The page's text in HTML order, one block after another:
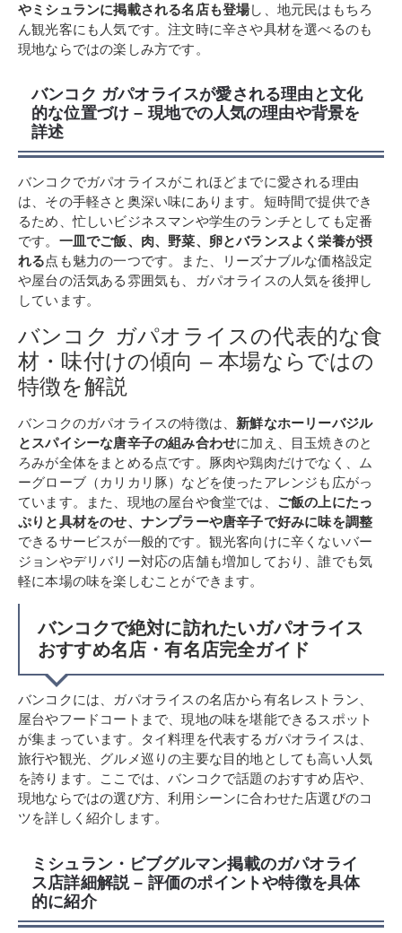
やミシュランに掲載される名店も登場し、地元民はもちろ
ん観光客にも人気です。注文時に辛さや具材を選べるのも
現地ならではの楽しみ方です。
バンコク ガパオライスが愛される理由と文化
的な位置づけ – 現地での人気の理由や背景を
詳述
バンコクでガパオライスがこれほどまでに愛される理由
は、その手軽さと奥深い味にあります。短時間で提供でき
るため、忙しいビジネスマンや学生のランチとしても定番
です。 一皿でご飯、肉、野菜、卵とバランスよく栄養が摂
れる点も魅力の一つです。また、リーズナブルな価格設定
や屋台の活気ある雰囲気も、ガパオライスの人気を後押し
しています。
バンコク ガパオライスの代表的な食
材・味付けの傾向 – 本場ならではの
特徴を解説
バンコクのガパオライスの特徴は、 新鮮なホーリーバジル
とスパイシーな唐辛子の組み合わせに加え、目玉焼きのと
ろみが全体をまとめる点です。豚肉や鶏肉だけでなく、ム
ーグローブ（カリカリ豚）などを使ったアレンジも広がっ
ています。また、現地の屋台や食堂では、 ご飯の上にたっ
ぷりと具材をのせ、ナンプラーや唐辛子で好みに味を調整
できるサービスが一般的です。観光客向けに辛くないバー
ジョンやデリバリー対応の店舗も増加しており、誰でも気
軽に本場の味を楽しむことができます。
バンコクで絶対に訪れたいガパオライス
おすすめ名店・有名店完全ガイド
バンコクには、ガパオライスの名店から有名レストラン、
屋台やフードコートまで、現地の味を堪能できるスポット
が集まっています。タイ料理を代表するガパオライスは、
旅行や観光、グルメ巡りの主要な目的地としても高い人気
を誇ります。ここでは、バンコクで話題のおすすめ店や、
現地ならではの選び方、利用シーンに合わせた店選びのコ
ツを詳しく紹介します。
ミシュラン・ビブグルマン掲載のガパオライ
ス店詳細解説 – 評価のポイントや特徴を具体
的に紹介